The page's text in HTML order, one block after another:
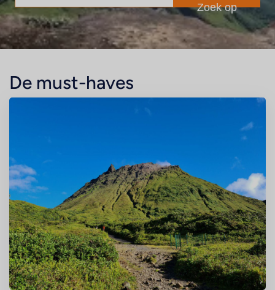
Zoek op
De must-haves